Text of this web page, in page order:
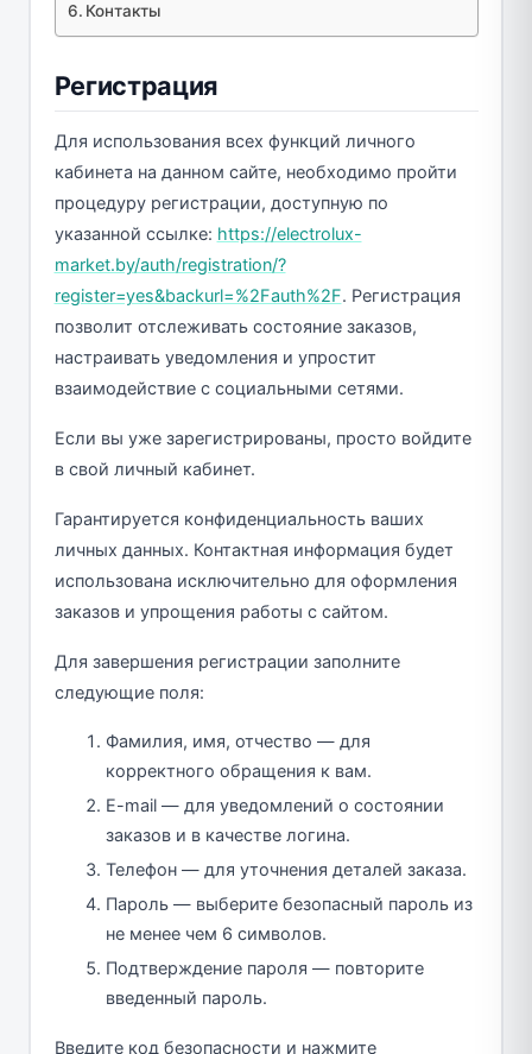
Контакты
Регистрация
Для использования всех функций личного
кабинета на данном сайте, необходимо пройти
процедуру регистрации, доступную по
указанной ссылке: https://electrolux-
market.by/auth/registration/?
register=yes&backurl=%2Fauth%2F. Регистрация
позволит отслеживать состояние заказов,
настраивать уведомления и упростит
взаимодействие с социальными сетями.
Если вы уже зарегистрированы, просто войдите
в свой личный кабинет.
Гарантируется конфиденциальность ваших
личных данных. Контактная информация будет
использована исключительно для оформления
заказов и упрощения работы с сайтом.
Для завершения регистрации заполните
следующие поля:
Фамилия, имя, отчество — для
корректного обращения к вам.
E-mail — для уведомлений о состоянии
заказов и в качестве логина.
Телефон — для уточнения деталей заказа.
Пароль — выберите безопасный пароль из
не менее чем 6 символов.
Подтверждение пароля — повторите
введенный пароль.
Введите код безопасности и нажмите